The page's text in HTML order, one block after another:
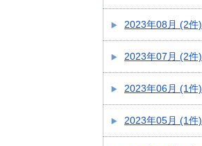
2023年08月 (2件)
2023年07月 (2件)
2023年06月 (1件)
2023年05月 (1件)